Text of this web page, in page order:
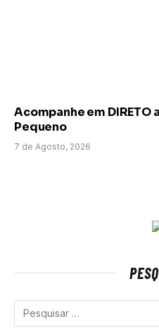
Acompanhe em DIRETO
Pequeno
7 de Agosto, 2026